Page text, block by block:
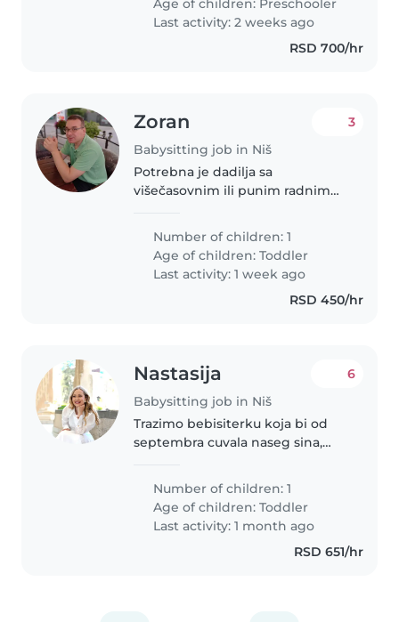
prodjemo što lakše kroz
Age of children: Preschooler
Last activity: 2 weeks ago
RSD 700/hr
Zoran
Babysitting job in Niš
3
Potrebna je dadilja sa
višečasovnim ili punim radnim
na duže vreme za mališana od 14
meseci. Cena po satu ili fiksna
mesečna plata zavisi od satnice i
usluge..
Number of children: 1
Age of children:Toddler
Last activity: 1 week ago
RSD 450/hr
Nastasija
Babysitting job in Niš
6
Trazimo bebisiterku koja bi od
septembra cuvala naseg sina,
dana. Razmisljamo o angazmanu
na mesecnom nivou. Bilo bi
pozeljno ukoliko bi ta osoba
mogla..
Number of children: 1
Age of children:Toddler
Last activity: 1 month ago
RSD 651/hr